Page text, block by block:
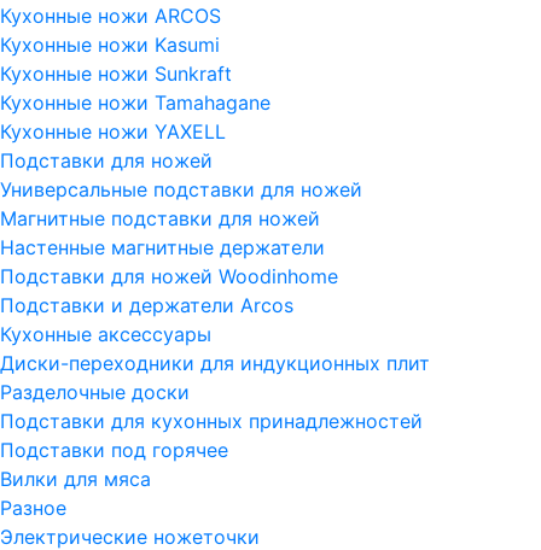
Кухонные ножи ARCOS
Кухонные ножи Kasumi
Кухонные ножи Sunkraft
Кухонные ножи Tamahagane
Кухонные ножи YAXELL
Подставки для ножей
Универсальные подставки для ножей
Магнитные подставки для ножей
Настенные магнитные держатели
Подставки для ножей Woodinhome
Подставки и держатели Arcos
Кухонные аксессуары
Диски-переходники для индукционных плит
Разделочные доски
Подставки для кухонных принадлежностей
Подставки под горячее
Вилки для мяса
Разное
Электрические ножеточки